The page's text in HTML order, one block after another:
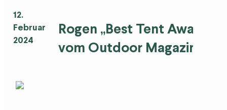
12.
Februar
2024
Rogen „Best Tent Award
vom Outdoor Magazin